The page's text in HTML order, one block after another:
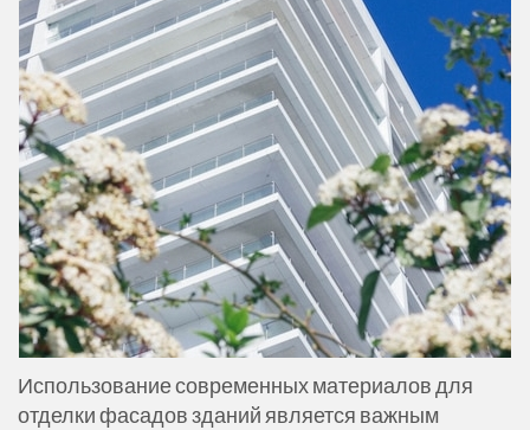
Использование современных материалов для
отделки фасадов зданий является важным